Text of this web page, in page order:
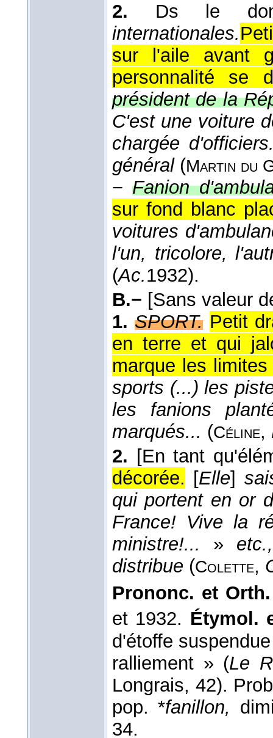
2. Ds le
internationales.
sur l'aile avant
personnalité se
président de la
C'est une voiture
chargée
général(Martin du
−Fanion
sur fond blanc
voitures
l'un, tricolore,
(Ac.1932).
B.− [Sans valeur
1. SPORT. Petit
en terre et qui
marque les
sports (...) les
les fanions
marqués... (Céline,
2. [En tant
décorée. [Elle]
qui portent en or
France! Vive la
ministre!...
»
distribue (Colette,
Prononc. et
et 1932. Étymol.
d'étoffe
ralliement » (Le
Longrais, 42).
pop. *fanillon,
34.